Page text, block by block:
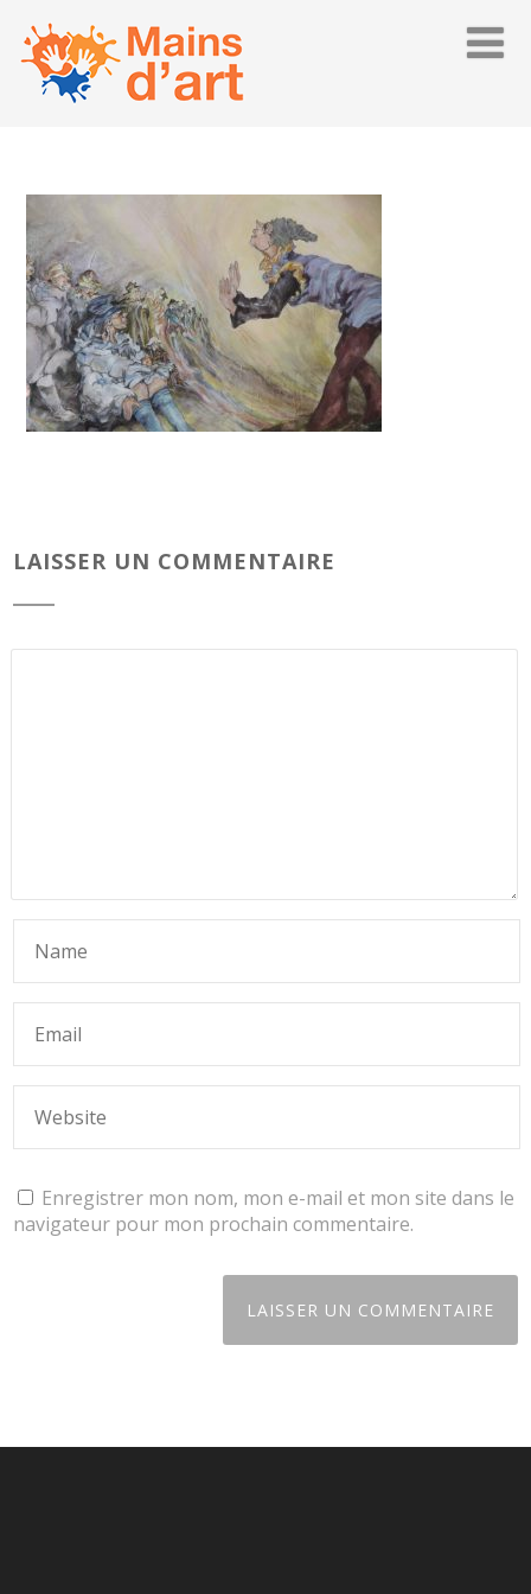
LAISSER UN COMMENTAIRE
Enregistrer mon nom, mon e-mail et mon site dans le
navigateur pour mon prochain commentaire.